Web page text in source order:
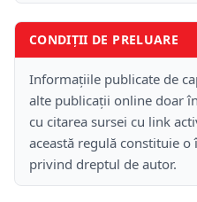
CONDIȚII DE PRELUARE
Informațiile publicate de
alte publicații online doar
cu citarea sursei cu link
această regulă constituie
privind dreptul de autor.